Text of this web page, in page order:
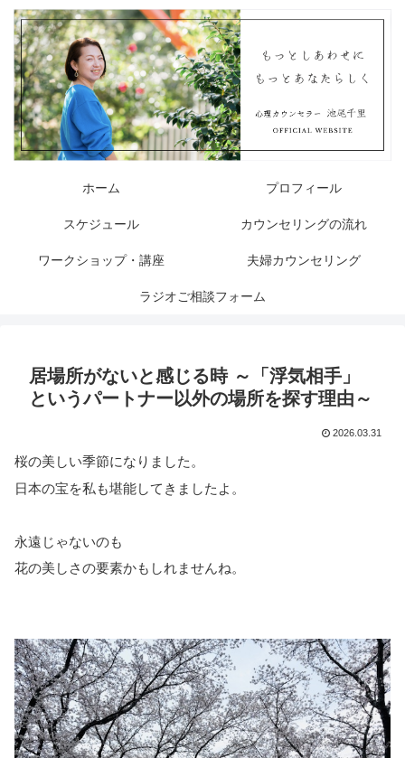
ホーム プロフィール
スケジュール カウンセリングの流れ
ワークショップ・講座 夫婦カウンセリング
ラジオご相談フォーム
居場所がないと感じる時 ～「浮気相手」
というパートナー以外の場所を探す理由～
2026.03.31
桜の美しい季節になりました。
日本の宝を私も堪能してきましたよ。
永遠じゃないのも
花の美しさの要素かもしれませんね。